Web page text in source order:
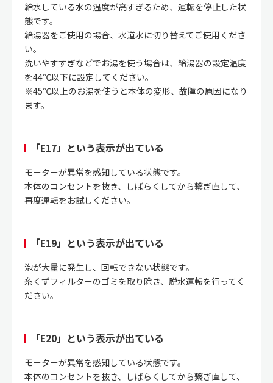
給水している水の温度が高すぎるため、運転を停止した状
態です。
給湯器をご使用の場合、水道水に切り替えてご使用くださ
い。
洗いやすすぎなどでお湯を使う場合は、給湯器の設定温度
を44℃以下に設定してください。
※45℃以上のお湯を使うと本体の変形、故障の原因になり
ます。
「E17」という表示が出ている
モーターが異常を感知している状態です。
本体のコンセントを抜き、しばらくしてから繋ぎ直して、
再度運転をお試しください。
「E19」という表示が出ている
泡が大量に発生し、回転できない状態です。
糸くずフィルターのゴミを取り除き、脱水運転を行ってく
ださい。
「E20」という表示が出ている
モーターが異常を感知している状態です。
本体のコンセントを抜き、しばらくしてから繋ぎ直して、